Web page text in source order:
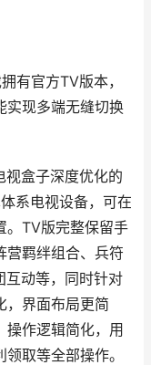
有官方TV版本，
实现多端无缝切换
视盒子深度优化的
系电视设备，可在
。TV版完整保留手
营羁绊组合、兵符
互动等，同时针对
，界面布局更简
作逻辑简化，用
取等全部操作。